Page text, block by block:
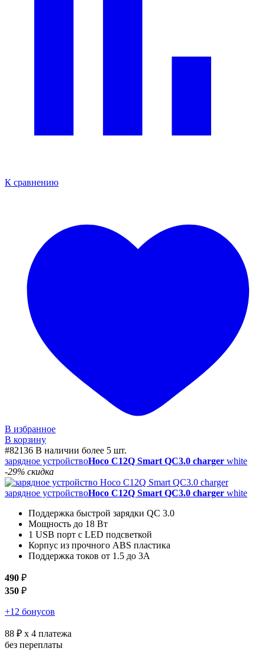
К сравнению
В избранное
В корзину
#82136 В наличии более 5 шт.
зарядное устройствоHoco C12Q Smart QC3.0 charger white
-29% скидка
зарядное устройствоHoco C12Q Smart QC3.0 charger white
Поддержка быстрой зарядки QC 3.0
Мощность до 18 Вт
1 USB порт с LED подсветкой
Корпус из прочного ABS пластика
Поддержка токов от 1.5 до 3А
490 ₽
350 ₽
+12 бонусов
88 ₽ x 4 платежа
без переплаты